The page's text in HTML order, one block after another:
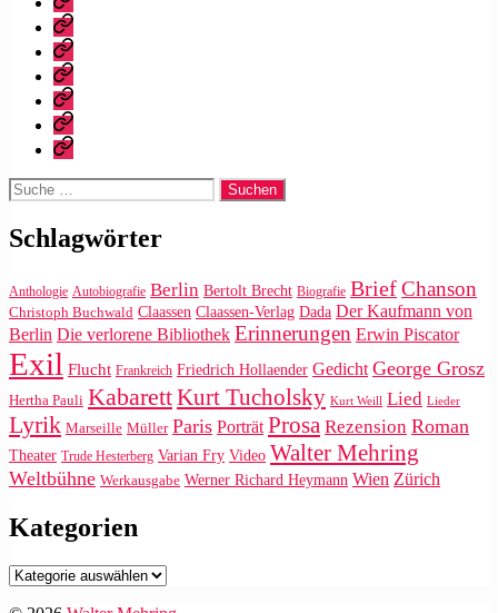
Warum
dieser
Blog?
Bibliografie
Vita
Zitate
|
Tweets
Impressum/Datenschutz
Rechteanfrage
Suche
nach:
Schlagwörter
Anthologie Autobiografie Berlin Bertolt Brecht Biografie BriefChanson
Christoph Buchwald Claassen Claassen-Verlag Dada Der Kaufmann von
Berlin Die verlorene Bibliothek Erinnerungen Erwin Piscator
Exil Flucht Frankreich Friedrich Hollaender Gedicht George Grosz
Hertha Pauli KabarettKurt Tucholsky Kurt Weill Lied Lieder
Lyrik Marseille Müller Paris Porträt Prosa Rezension Roman
Theater Trude Hesterberg Varian Fry Video Walter Mehring
Weltbühne Werkausgabe Werner Richard Heymann Wien Zürich
Kategorien
Kategorien